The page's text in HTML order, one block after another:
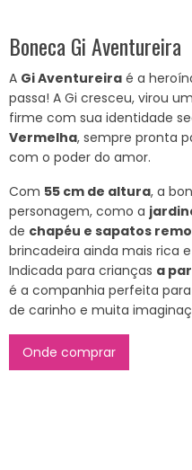
Boneca Gi Aventureira
A Gi Aventureira é a
passa! A Gi cresceu, virou
firme com sua identidade
Vermelha, sempre pronta
com o poder do amor.
Com 55 cm de altura, a
personagem, como a
de chapéu e sapatos
brincadeira ainda mais rica
Indicada para crianças a
é a companhia perfeita
de carinho e muita
Onde comprar